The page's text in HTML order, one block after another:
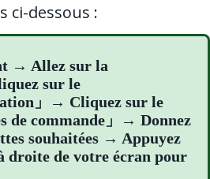
ci-dessous :
→ Allez sur la
sur le
」→ Cliquez sur le
de commande」→ Donnez
souhaitées → Appuyez
droite de votre écran pour